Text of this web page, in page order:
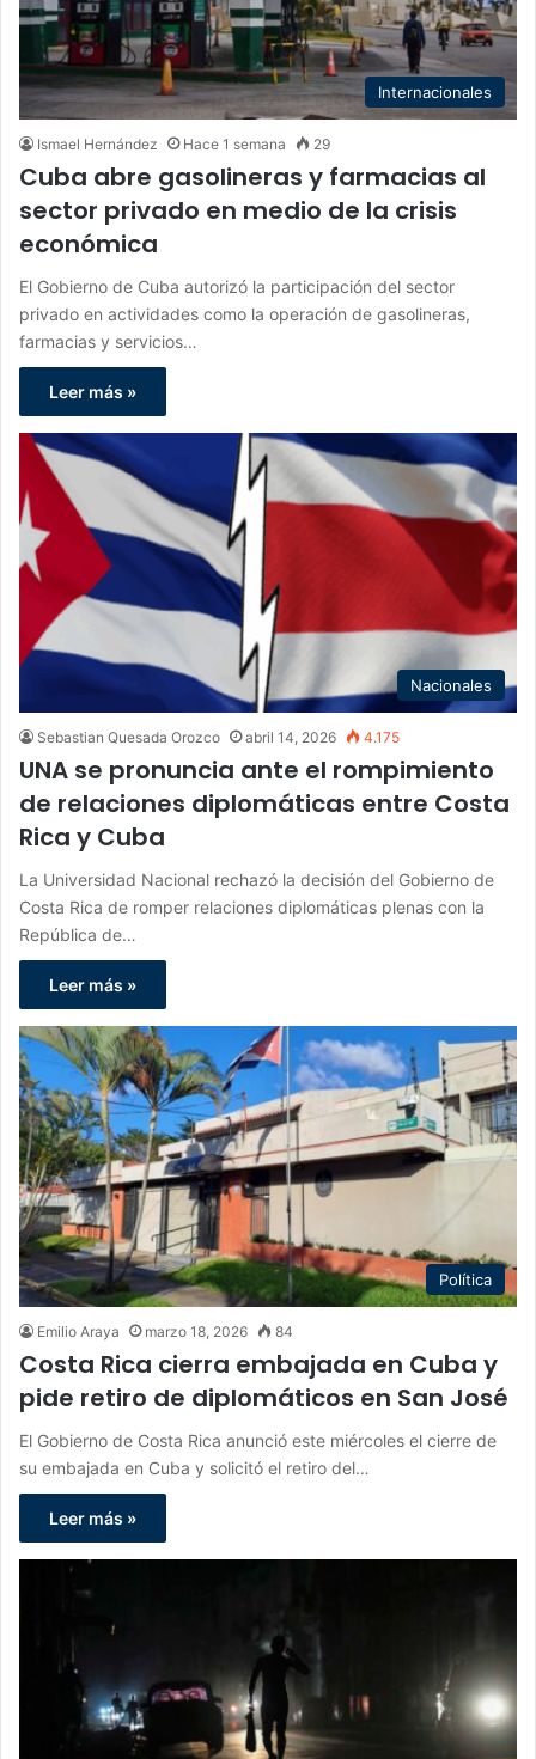
Internacionales
Ismael Hernández Hace 1 semana 29
Cuba abre gasolineras y farmacias al
sector privado en medio de la crisis
económica
El Gobierno de Cuba autorizó la participación del sector
privado en actividades como la operación de gasolineras,
farmacias y servicios…
Leer más »
Nacionales
Sebastian Quesada Orozco abril 14, 2026 4.175
UNA se pronuncia ante el rompimiento
de relaciones diplomáticas entre Costa
Rica y Cuba
La Universidad Nacional rechazó la decisión del Gobierno de
Costa Rica de romper relaciones diplomáticas plenas con la
República de…
Leer más »
Política
Emilio Araya marzo 18, 2026 84
Costa Rica cierra embajada en Cuba y
pide retiro de diplomáticos en San José
El Gobierno de Costa Rica anunció este miércoles el cierre de
su embajada en Cuba y solicitó el retiro del…
Leer más »